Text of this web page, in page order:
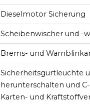
Dieselmotor Sicherung
Scheibenwischer und -
Brems- und
Sicherheitsgurtleuchte
herunterschalten und
Karten- und